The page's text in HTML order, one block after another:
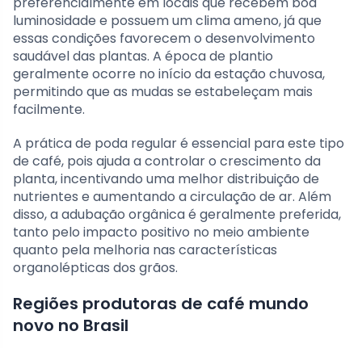
luminosidade e possuem um clima ameno, já que
essas condições favorecem o desenvolvimento
saudável das plantas. A época de plantio
geralmente ocorre no início da estação chuvosa,
permitindo que as mudas se estabeleçam mais
facilmente.
A prática de poda regular é essencial para este tipo
de café, pois ajuda a controlar o crescimento da
planta, incentivando uma melhor distribuição de
nutrientes e aumentando a circulação de ar. Além
disso, a adubação orgânica é geralmente preferida,
tanto pelo impacto positivo no meio ambiente
quanto pela melhoria nas características
organolépticas dos grãos.
Regiões produtoras de café mundo
novo no Brasil